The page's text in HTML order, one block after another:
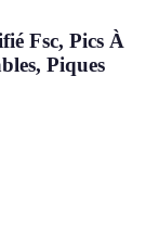
Fsc, Pics À
Piques